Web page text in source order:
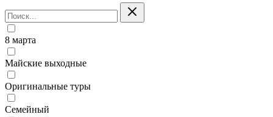
8 марта
Майские выходные
Оригинальные туры
Семейный